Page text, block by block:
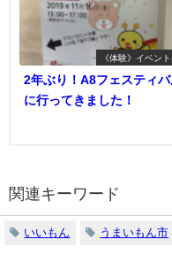
《体験》イベン
2年ぶり！A8フェスティ
に行ってきました！
関連キーワード
いいもん うまいもん市